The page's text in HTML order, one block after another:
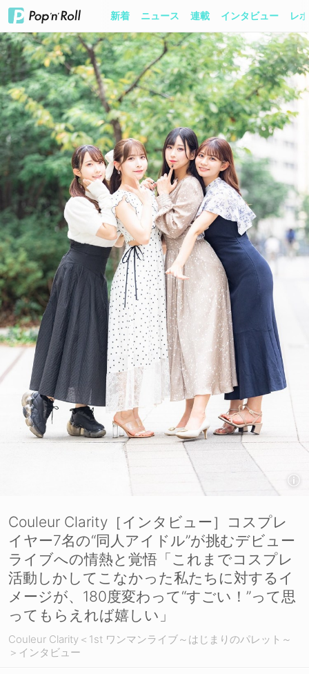
新着 ニュース 連載 インタビュー レ
Couleur Clarity［インタビュー］コスプレ
イヤー7名の“同人アイドル”が挑むデビュー
ライブへの情熱と覚悟「これまでコスプレ
活動しかしてこなかった私たちに対するイ
メージが、180度変わって“すごい！”って思
ってもらえれば嬉しい」
Couleur Clarity＜1st ワンマンライブ～はじまりのパレット～
＞インタビュー